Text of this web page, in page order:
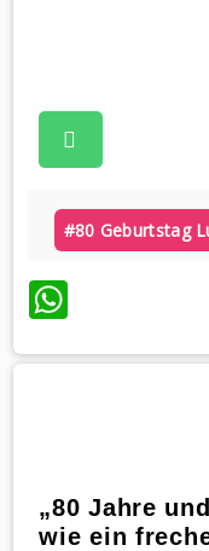
#80 Geburtstag
„80 Jahre
wie ein